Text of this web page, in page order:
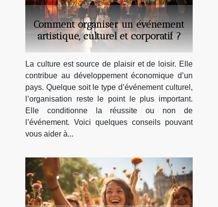
Comment organiser un événement
artistique, culturel et corporatif ?
La culture est source de plaisir et de loisir. Elle
contribue au développement économique d’un
pays. Quelque soit le type d’événement culturel,
l’organisation reste le point le plus important.
Elle conditionne la réussite ou non de
l’événement. Voici quelques conseils pouvant
vous aider à...